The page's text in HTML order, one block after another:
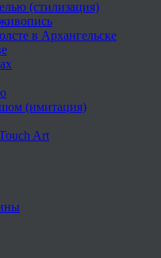
(стилизация)
в Архангельске
(имитация)
Art